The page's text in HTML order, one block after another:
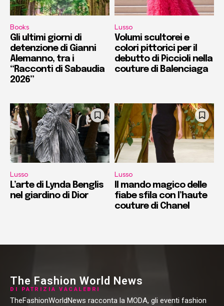
Books
Gli ultimi giorni di
detenzione di Gianni
Alemanno, tra i
“Racconti di Sabaudia
2026”
Lusso
Volumi scultorei e
colori pittorici per il
debutto di Piccioli nella
couture di Balenciaga
Lusso
L’arte di Lynda Benglis
nel giardino di Dior
Lusso
Il mando magico delle
fiabe sfila con l’haute
couture di Chanel
The Fashion World News
DI PATRIZIA VACALEBRI
TheFashionWorldNews racconta la MODA, gli eventi fashion